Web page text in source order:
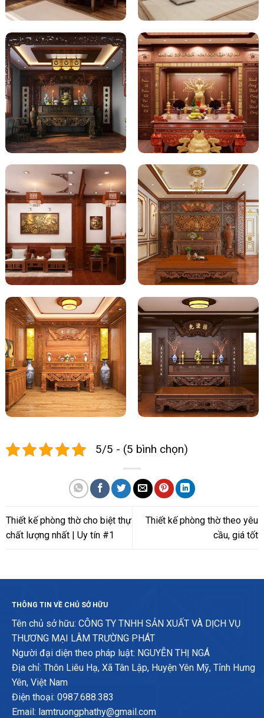
5/5 - (5 bình chọn)
Thiết kế phòng thờ cho biệt thự
chất lượng nhất | Uy tín #1
Thiết kế phòng thờ theo yêu
cầu, giá tốt
THÔNG TIN VỀ CHỦ SỞ HỮU
Tên chủ sở hữu: CÔNG TY TNHH SẢN XUẤT VÀ DỊCH VỤ
THƯƠNG MẠI LÂM TRƯỜNG PHÁT
Người đại diện theo pháp luật: NGUYỄN THỊ NGÁ
Địa chỉ: Thôn Liêu Hạ, Xã Tân Lập, Huyện Yên Mỹ, Tỉnh Hưng
Yên, Việt Nam
Điện thoại: 0987.688.383
Email: lamtruongphathy@gmail.com